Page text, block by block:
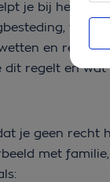
je bij het
en
dit regelt en wat
je geen
met